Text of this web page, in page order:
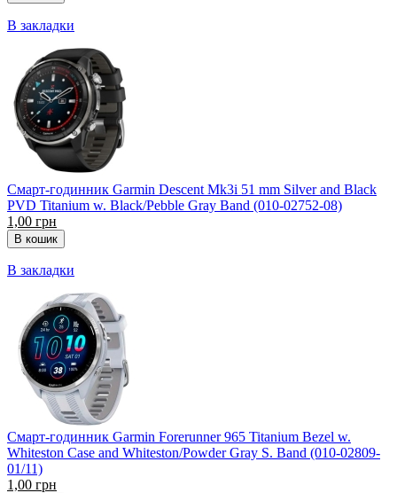
В закладки
Смарт-годинник Garmin Descent Mk3i 51 mm Silver and Black
PVD Titanium w. Black/Pebble Gray Band (010-02752-08)
1,00 грн
В закладки
Смарт-годинник Garmin Forerunner 965 Titanium Bezel w.
Whiteston Case and Whiteston/Powder Gray S. Band (010-02809-
01/11)
1,00 грн